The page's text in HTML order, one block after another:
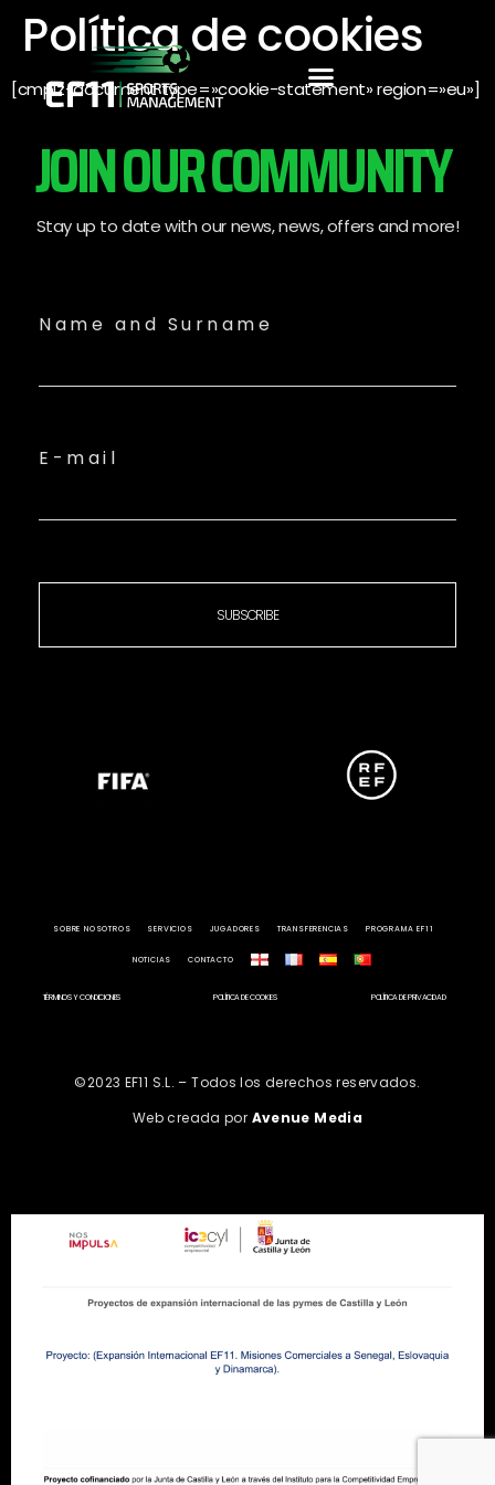
Política de cookies
[cmplz-document type=»cookie-statement» region=»eu»]
JOIN OUR COMMUNITY
Stay up to date with our news, news, offers and more!
Name and Surname
E-mail
SUBSCRIBE
SOBRE NOSOTROS SERVICIOS JUGADORES TRANSFERENCIAS PROGRAMA EF11
NOTICIAS CONTACTO
TÉRMINOS Y CONDICIONES POLÍTICA DE COOKIES POLÍTICA DE PRIVACIDAD
©2023 EF11 S.L. – Todos los derechos reservados.
Web creada por Avenue Media